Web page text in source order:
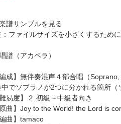
譜サンプルを見る
：ファイルサイズを小さくするため
譜（アカペラ）
成】 無伴奏混声４部合唱 （
中でソプラノが2つに分かれる箇所（
難易度】２.初級～中級者向き
曲】 Joy to the World! the Lord is
曲】 tamaco